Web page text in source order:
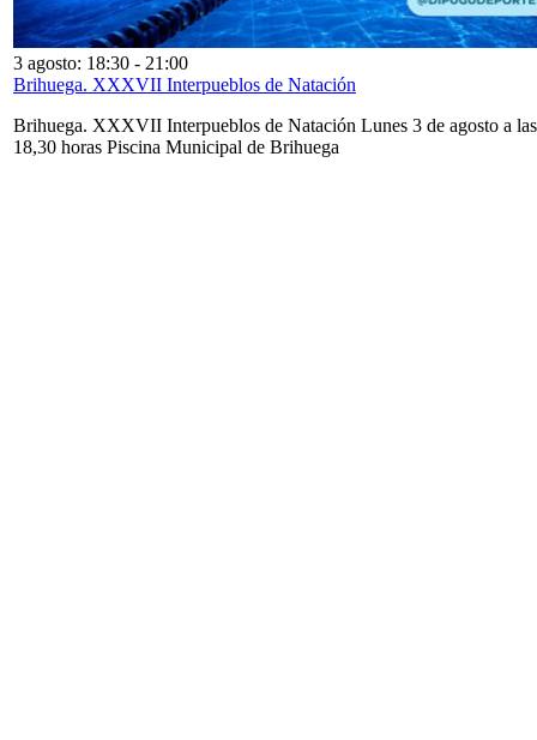
3 agosto: 18:30 - 21:00
Brihuega. XXXVII Interpueblos de Natación
Brihuega. XXXVII Interpueblos de Natación Lunes 3 de agosto a las
18,30 horas Piscina Municipal de Brihuega